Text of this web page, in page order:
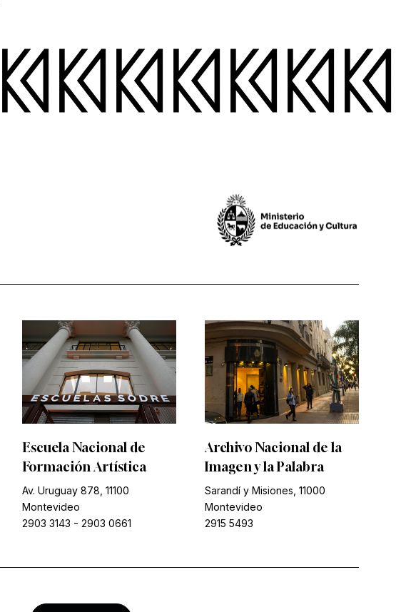
Escuela Nacional de
Formación Artística
Av. Uruguay 878, 11100
Montevideo
2903 3143 - 2903 0661
Archivo Nacional de la
Imagen y la Palabra
Sarandí y Misiones, 11000
Montevideo
2915 5493